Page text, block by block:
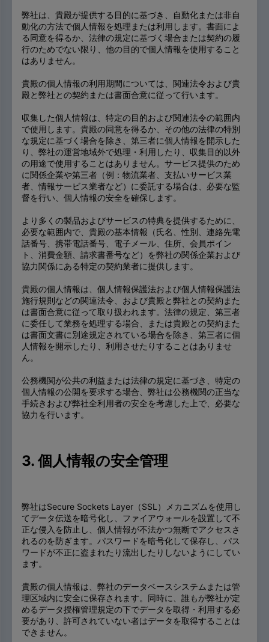
弊社は、貴殿が提供する目的に基づき、自動化または非自
動化の方法で個人情報を処理または利用します。書面によ
る同意を得るか、法律の規定に基づく場合または契約の履
行のためでない限り、他の目的で個人情報を使用すること
はありません。
貴殿の個人情報の利用期間については、関連法令および貴
殿と弊社との契約または書面合意に従って行います。
収集した個人情報は、特定の目的および関連法令の範囲内
で使用します。貴殿の同意を得るか、その他の法律の特別
な規定に基づく場合を除き、第三者に個人情報を開示した
り、弊社の運営地域外で処理・利用したり、収集目的以外
の用途で使用することはありません。サービス提供のため
に関係企業や第三者（例：物流業者、支払いサービス業
者、情報サービス業者など）に委託する場合は、必要な監
督を行い、個人情報の安全を確保します。
より多くの製品およびサービスの特典を提供するために、
必要な範囲内で、貴殿の基本情報（氏名、性別、連絡先電
話番号、携帯電話番号、電子メール、住所、会員ポイン
ト、消費金額、請求書番号など）を弊社の関係企業および
協力関係にある特定の契約業者に提供します。
貴殿の個人情報は、個人情報保護法および個人情報保護法
施行規則などの関連法令、および貴殿と弊社との契約また
は書面合意に従って取り扱われます。法律の規定、第三者
に委任して業務を処理する場合、または貴殿との契約また
は書面文書に別途規定されている場合を除き、第三者に個
人情報を開示したり、利用させたりすることはありませ
ん。
公務機関が公共の利益または法律の規定に基づき、特定の
個人情報の公開を要求する場合、弊社は公務機関の正当な
手続きおよび弊社全利用者の安全を考慮した上で、必要な
協力を行います。
3. 個人情報の安全管理
弊社はSecure Sockets Layer（SSL）メカニズムを使用し
てデータ伝送を暗号化し、ファイアウォールを設置して不
正な侵入を防止し、個人情報が不法かつ無断でアクセスさ
れるのを防ぎます。パスワードを暗号化して保存し、パス
ワードが不正に盗まれたり流出したりしないようにしてい
ます。
貴殿の個人情報は、弊社のデータベースシステムまたは管
理区域内に安全に保存されます。同時に、誰もが弊社が定
めるデータ授権管理規定の下でデータを取得・利用する必
要があり、許可されていない者はデータを取得することは
できません。